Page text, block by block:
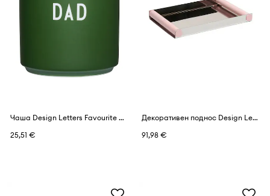
Чаша Design Letters Favourite Cup 250 ml
25,51 €
Декоративен поднос Design Letters Ray
91,98 €